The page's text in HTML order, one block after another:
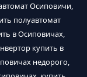
Осиповичи,
полуавтомат
в Осиповичах,
купить в
недорого,